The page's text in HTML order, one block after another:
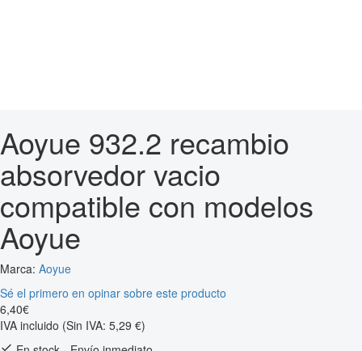
Aoyue 932.2 recambio
absorvedor vacio
compatible con modelos
Aoyue
Marca: Aoyue
Sé el primero en opinar sobre este producto
6,40€
IVA incluido (Sin IVA: 5,29 €)